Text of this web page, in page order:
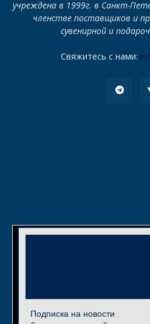
учреждена в 1999г. в Санкт-
членстве поставщиков и
сувенирной и
Свяжитесь с нами:
Подписка на новости